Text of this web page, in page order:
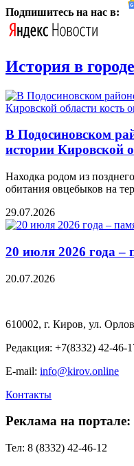
Подпишитесь на нас в:
История в городе
В Подосиновском
истории Кировской
Находка родом из
обитания овцебыков на
29.07.2026
20 июля 2026 года –
20.07.2026
610002, г. Киров, ул.
Редакция: +7(8332) 42-46-
E-mail: info@kirov.online
Контакты
Реклама на портале:
Тел: 8 (8332) 42-46-12